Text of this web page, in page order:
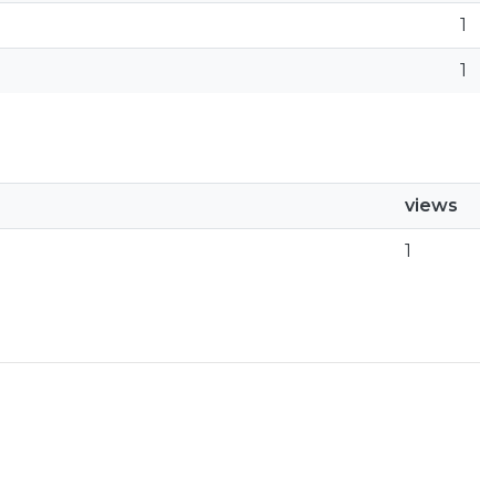
1
1
views
1